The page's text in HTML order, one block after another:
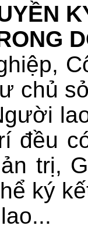
chủ
đều
trị,
ký